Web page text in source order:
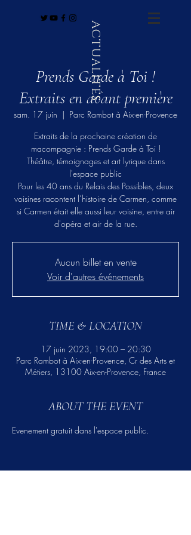
ACTUALITÉS
Prends Garde à Toi !
Extraits en avant première
sam. 17 juin
  |
Parc Rambot à Aix-en-Provence
Extraits de la prochaine création de
macompagnie : Prends Garde à Toi !
Théâtre, témoignages et art lyrique dans
l'espace public
Pour les 40 ans du Relais des Possibles, deux
voisines racontent l’histoire de Carmen, comme
si Carmen était elle aussi leur voisine, entre air
d'opéra et air de la rue.
Aucun billet en vente
Voir d'autres événements
TIME & LOCATION
17 juin 2023, 19:00 – 20:30
Parc Rambot à Aix-en-Provence, Cr des Arts et
Métiers, 13100 Aix-en-Provence, France
ABOUT THE EVENT
Evenement gratuit dans l'espace public.